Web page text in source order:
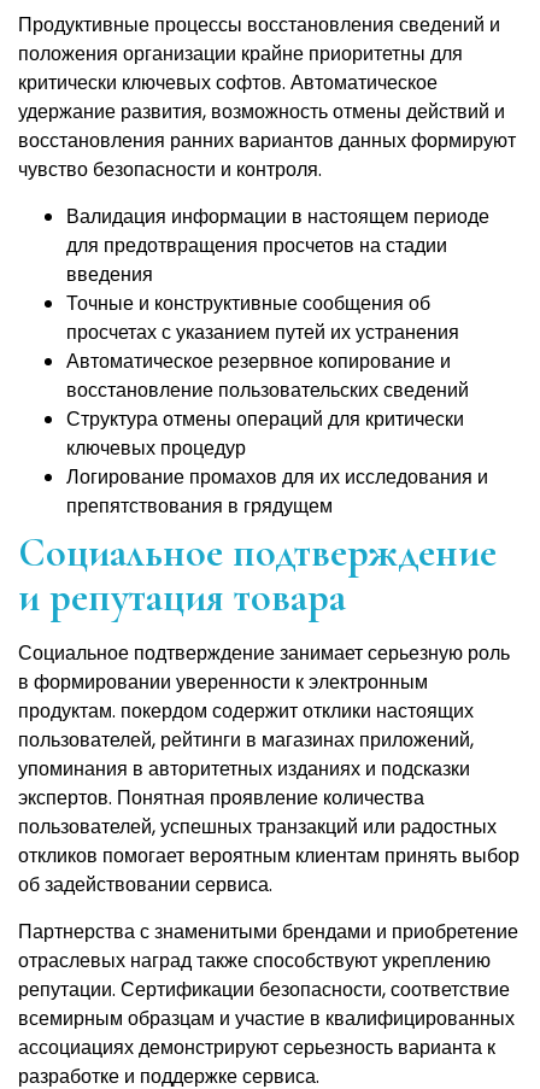
Продуктивные процессы восстановления сведений и
положения организации крайне приоритетны для
критически ключевых софтов. Автоматическое
удержание развития, возможность отмены действий и
восстановления ранних вариантов данных формируют
чувство безопасности и контроля.
Валидация информации в настоящем периоде
для предотвращения просчетов на стадии
введения
Точные и конструктивные сообщения об
просчетах с указанием путей их устранения
Автоматическое резервное копирование и
восстановление пользовательских сведений
Структура отмены операций для критически
ключевых процедур
Логирование промахов для их исследования и
препятствования в грядущем
Социальное подтверждение
и репутация товара
Социальное подтверждение занимает серьезную роль
в формировании уверенности к электронным
продуктам. покердом содержит отклики настоящих
пользователей, рейтинги в магазинах приложений,
упоминания в авторитетных изданиях и подсказки
экспертов. Понятная проявление количества
пользователей, успешных транзакций или радостных
откликов помогает вероятным клиентам принять выбор
об задействовании сервиса.
Партнерства с знаменитыми брендами и приобретение
отраслевых наград также способствуют укреплению
репутации. Сертификации безопасности, соответствие
всемирным образцам и участие в квалифицированных
ассоциациях демонстрируют серьезность варианта к
разработке и поддержке сервиса.